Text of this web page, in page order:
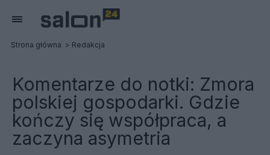
Strona główna Redakcja
Komentarze do notki: Zmora
polskiej gospodarki. Gdzie
kończy się współpraca, a
zaczyna asymetria